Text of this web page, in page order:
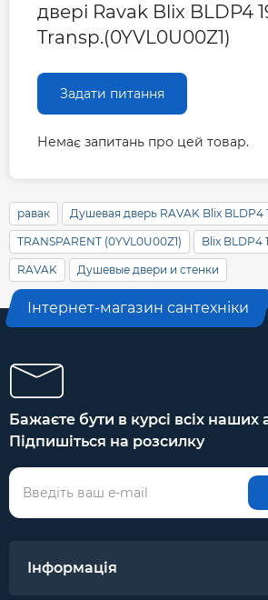
двері Ravak Blix BLDP4
Transp.(0YVL0U00Z1)
Задати питання
Немає запитань про цей товар.
равак Душевая дверь RAVAK Blix BLDP4
TRANSPARENT (0YVL0U00Z1) Blix BLDP4
RAVAK Душевые двери и стенки
Інтернет-магазин сантехніки
Бажаєте бути в курсі всіх наших
Підпишіться на розсилку
Інформація